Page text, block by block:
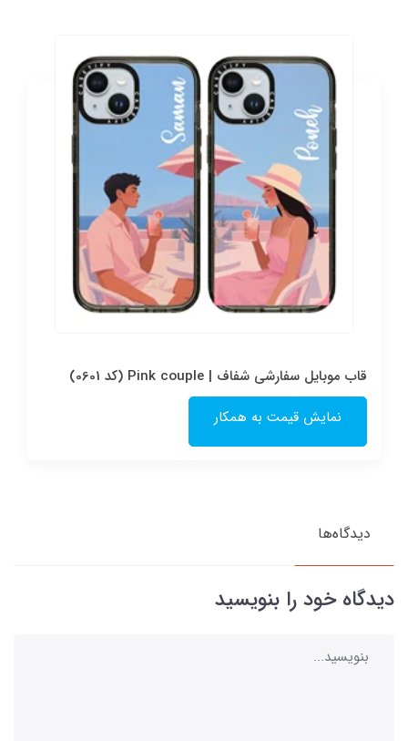
قاب موبایل سفارشی شفاف | Pink couple (کد 0601)
نمایش قیمت به همکار
دیدگاه‌ها
دیدگاه خود را بنویسید